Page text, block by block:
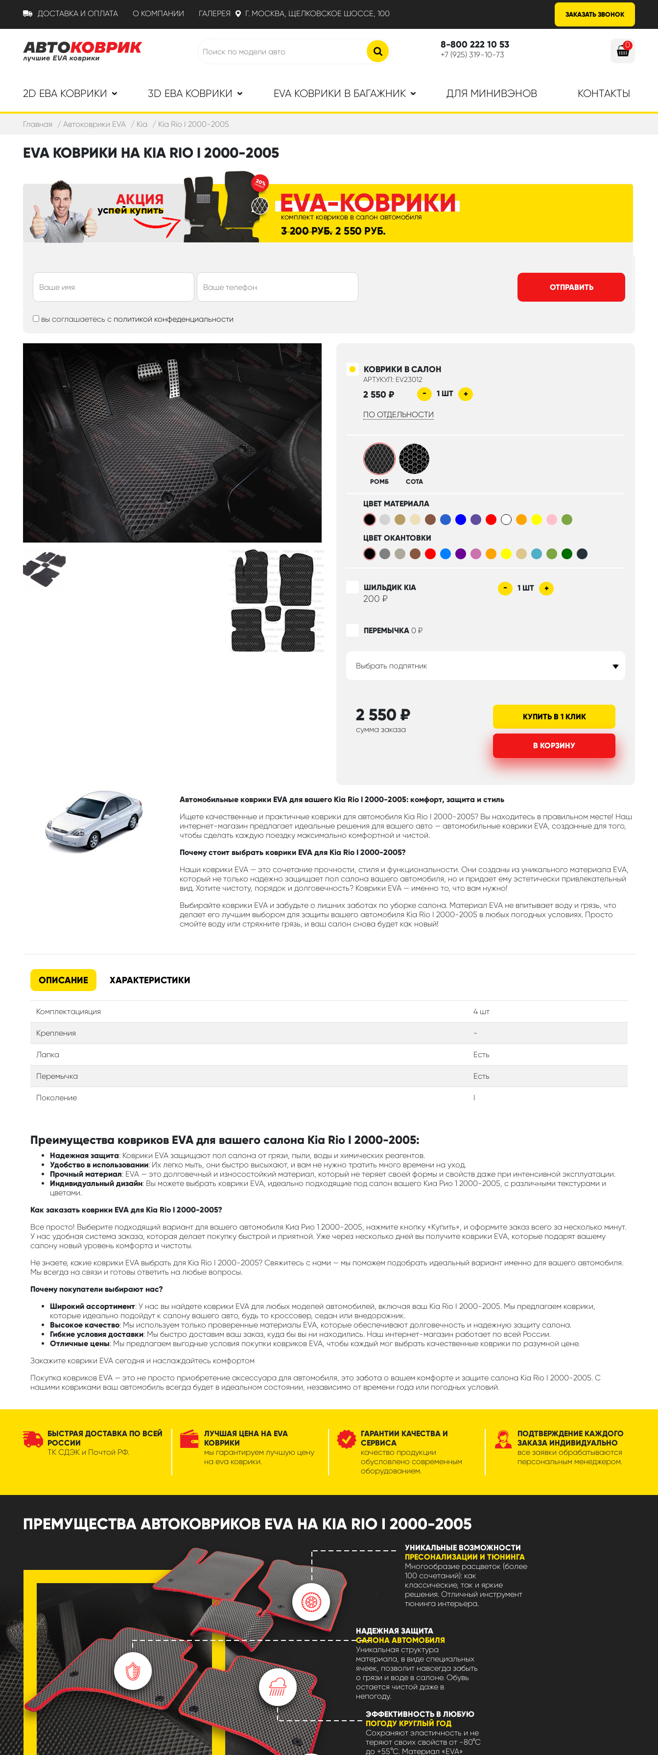
ДОСТАВКА И ОПЛАТА О КОМПАНИИ ГАЛЕРЕЯ Г. МОСКВА, ЩЕЛКОВСКОЕ ШОССЕ, 100 ЗАКАЗАТЬ ЗВОНОК
8-800 222 10 53
+7 (925) 319-10-73
0
2D ЕВА КОВРИКИ 3D ЕВА КОВРИКИ EVA КОВРИКИ В БАГАЖНИК ДЛЯ МИНИВЭНОВ КОНТАКТЫ
Главная Автоковрики EVA Kia Kia Rio I 2000-2005
EVA КОВРИКИ НА KIA RIO I 2000-2005
ОТПРАВИТЬ
вы соглашаетесь с политикой конфеденциальности
КОВРИКИ В САЛОН
АРТУКУЛ: EV23012
2 550 ₽ - 1 ШТ +
ПО ОТДЕЛЬНОСТИ
РОМБ СОТА
ЦВЕТ МАТЕРИАЛА
ЦВЕТ ОКАНТОВКИ
ШИЛЬДИК KIA
200 ₽
- 1 ШТ +
ПЕРЕМЫЧКА 0 ₽
Выбрать подпятник
2 550 ₽
сумма заказа
КУПИТЬ В 1 КЛИК
В КОРЗИНУ
Автомобильные коврики EVA для вашего Kia Rio I 2000-2005: комфорт, защита и стиль
Ищете качественные и практичные коврики для автомобиля Kia Rio I 2000-2005? Вы находитесь в правильном месте! Наш
интернет-магазин предлагает идеальные решения для вашего авто — автомобильные коврики EVA, созданные для того,
чтобы сделать каждую поездку максимально комфортной и чистой.
Почему стоит выбрать коврики EVA для Kia Rio I 2000-2005?
Наши коврики EVA — это сочетание прочности, стиля и функциональности. Они созданы из уникального материала EVA,
который не только надежно защищает пол салона вашего автомобиля, но и придает ему эстетически привлекательный
вид. Хотите чистоту, порядок и долговечность? Коврики EVA — именно то, что вам нужно!
Выбирайте коврики EVA и забудьте о лишних заботах по уборке салона. Материал EVA не впитывает воду и грязь, что
делает его лучшим выбором для защиты вашего автомобиля Kia Rio I 2000-2005 в любых погодных условиях. Просто
смойте воду или стряхните грязь, и ваш салон снова будет как новый!
ОПИСАНИЕ ХАРАКТЕРИСТИКИ
Комплектацияция 4 шт
Крепления -
Лапка Есть
Перемычка Есть
Поколение I
Преимущества ковриков EVA для вашего салона Kia Rio I 2000-2005:
Надежная защита: Коврики EVA защищают пол салона от грязи, пыли, воды и химических реагентов.
Удобство в использовании: Их легко мыть, они быстро высыхают, и вам не нужно тратить много времени на уход.
Прочный материал: EVA — это долговечный и износостойкий материал, который не теряет своей формы и свойств даже при интенсивной эксплуатации.
Индивидуальный дизайн: Вы можете выбрать коврики EVA, идеально подходящие под салон вашего Киа Рио 1 2000-2005, с различными текстурами и
цветами.
Как заказать коврики EVA для Kia Rio I 2000-2005?
Все просто! Выберите подходящий вариант для вашего автомобиля Киа Рио 1 2000-2005, нажмите кнопку «Купить», и оформите заказ всего за несколько минут.
У нас удобная система заказа, которая делает покупку быстрой и приятной. Уже через несколько дней вы получите коврики EVA, которые подарят вашему
салону новый уровень комфорта и чистоты.
Не знаете, какие коврики EVA выбрать для Kia Rio I 2000-2005? Свяжитесь с нами — мы поможем подобрать идеальный вариант именно для вашего автомобиля.
Мы всегда на связи и готовы ответить на любые вопросы.
Почему покупатели выбирают нас?
Широкий ассортимент: У нас вы найдете коврики EVA для любых моделей автомобилей, включая ваш Kia Rio I 2000-2005. Мы предлагаем коврики,
которые идеально подойдут к салону вашего авто, будь то кроссовер, седан или внедорожник.
Высокое качество: Мы используем только проверенные материалы EVA, которые обеспечивают долговечность и надежную защиту салона.
Гибкие условия доставки: Мы быстро доставим ваш заказ, куда бы вы ни находились. Наш интернет-магазин работает по всей России.
Отличные цены: Мы предлагаем выгодные условия покупки ковриков EVA, чтобы каждый мог выбрать качественные коврики по разумной цене.
Закажите коврики EVA сегодня и наслаждайтесь комфортом
Покупка ковриков EVA — это не просто приобретение аксессуара для автомобиля, это забота о вашем комфорте и защите салона Kia Rio I 2000-2005. С
нашими ковриками ваш автомобиль всегда будет в идеальном состоянии, независимо от времени года или погодных условий.
БЫСТРАЯ ДОСТАВКА ПО ВСЕЙ
РОССИИ
ТК СДЭК и Почтой РФ.
ЛУЧШАЯ ЦЕНА НА EVA
КОВРИКИ
мы гарантируем лучшую цену
на eva коврики.
ГАРАНТИИ КАЧЕСТВА И
СЕРВИСА
качество продукции
обусловлено современным
оборудованием.
ПОДТВЕРЖДЕНИЕ КАЖДОГО
ЗАКАЗА ИНДИВИДУАЛЬНО
все заявки обрабатываются
персональным менеджером.
ПРЕМУЩЕСТВА АВТОКОВРИКОВ EVA НА KIA RIO I 2000-2005
УНИКАЛЬНЫЕ ВОЗМОЖНОСТИ
ПРЕСОНАЛИЗАЦИИ И ТЮНИНГА
Многообразие расцветок (более
100 сочетаний): как
классические, так и яркие
решения. Отличный инструмент
тюнинга интерьера.
НАДЕЖНАЯ ЗАЩИТА
САЛОНА АВТОМОБИЛЯ
Уникальная структура
материала, в виде специальных
ячеек, позволит навсегда забыть
о грязи и воде в салоне. Обувь
остается чистой даже в
непогоду.
ЭФФЕКТИВНОСТЬ В ЛЮБУЮ
ПОГОДУ КРУГЛЫЙ ГОД
Сохраняют эластичность и не
теряют своих свойств от -80°С
до +55°С. Материал «EVA»